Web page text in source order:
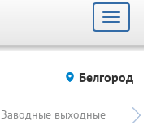
Toggle
Белгород
Заводные выходные